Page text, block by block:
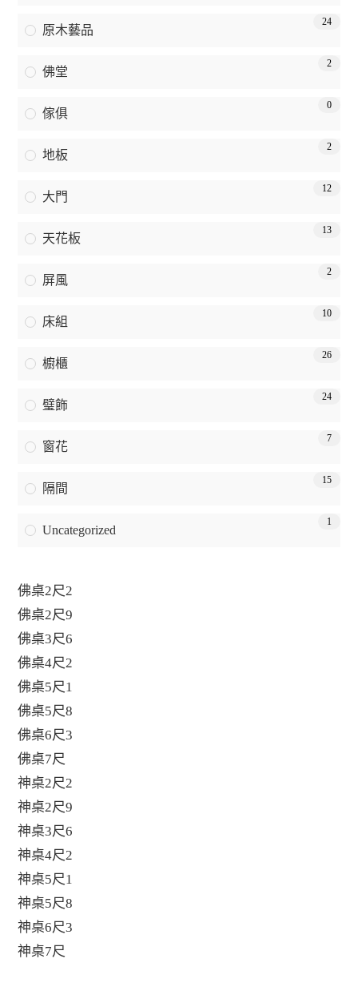
原木藝品
24
佛堂
2
傢俱
0
地板
2
大門
12
天花板
13
屏風
2
床組
10
櫥櫃
26
璧飾
24
窗花
7
隔間
15
Uncategorized
1
佛桌2尺2
佛桌2尺9
佛桌3尺6
佛桌4尺2
佛桌5尺1
佛桌5尺8
佛桌6尺3
佛桌7尺
神桌2尺2
神桌2尺9
神桌3尺6
神桌4尺2
神桌5尺1
神桌5尺8
神桌6尺3
神桌7尺